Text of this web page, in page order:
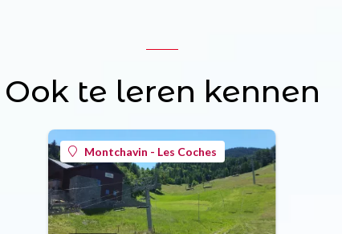
Ook te leren kennen
Montchavin - Les Coches